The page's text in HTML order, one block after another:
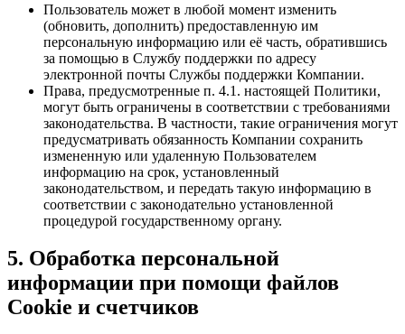
Пользователь может в любой момент изменить
(обновить, дополнить) предоставленную им
персональную информацию или её часть, обратившись
за помощью в Службу поддержки по адресу
электронной почты Службы поддержки Компании.
Права, предусмотренные п. 4.1. настоящей Политики,
могут быть ограничены в соответствии с требованиями
законодательства. В частности, такие ограничения могут
предусматривать обязанность Компании сохранить
измененную или удаленную Пользователем
информацию на срок, установленный
законодательством, и передать такую информацию в
соответствии с законодательно установленной
процедурой государственному органу.
5. Обработка персональной
информации при помощи файлов
Cookie и счетчиков